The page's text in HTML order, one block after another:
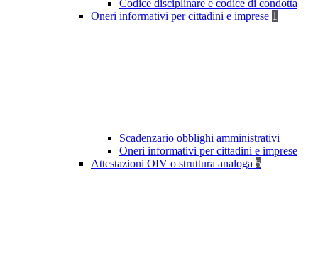
Codice disciplinare e codice di condotta
Oneri informativi per cittadini e imprese 1
Scadenzario obblighi amministrativi
Oneri informativi per cittadini e imprese
Attestazioni OIV o struttura analoga 5